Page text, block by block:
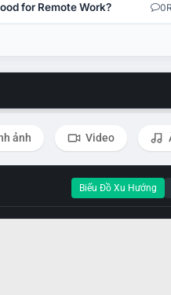
for Remote Work? 0
ảnh Video
Biểu Đồ Xu Hướng